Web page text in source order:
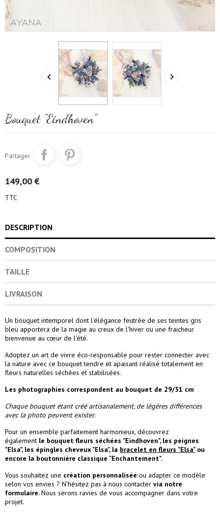
 
Bouquet "Eindhoven"
Partager
149,00 €
TTC
DESCRIPTION
COMPOSITION
TAILLE
LIVRAISON
Un bouquet intemporel dont l'élégance feutrée de ses teintes gris
bleu apportera de la magie au creux de l'hiver ou une fraicheur
bienvenue au cœur de l'été.
Adoptez un art de vivre éco-responsable pour rester connecter avec
la nature avec ce bouquet tendre et apaisant réalisé totalement en
fleurs naturelles séchées et stabilisées.
Les photographies correspondent au bouquet de 29/31 cm
Chaque bouquet étant créé artisanalement, de légères différences
avec la photo peuvent exister.
Pour un ensemble parfaitement harmonieux, découvrez
également le bouquet fleurs séchées "Eindhoven", les peignes
"Elsa", les épingles cheveux "Elsa",la bracelet en fleurs "Elsa"ou
encore la boutonnière classique "Enchantement".
Vous souhaitez une création personnalisée ou adapter ce modèle
selon vos envies ? N'hésitez pas à nous contacter via notre
formulaire.Nous serons ravies de vous accompagner dans votre
projet.